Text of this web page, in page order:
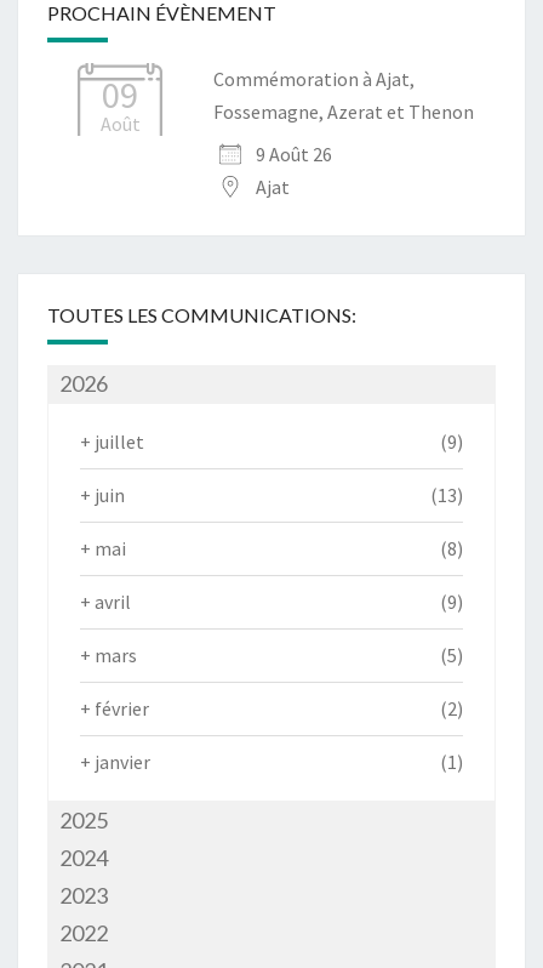
PROCHAIN ÉVÈNEMENT
09
Août
Commémoration à Ajat,
Fossemagne, Azerat et Thenon
9 Août 26
Ajat
TOUTES LES COMMUNICATIONS:
2026
+ juillet (9)
+ juin (13)
+ mai (8)
+ avril (9)
+ mars (5)
+ février (2)
+ janvier (1)
2025
2024
2023
2022